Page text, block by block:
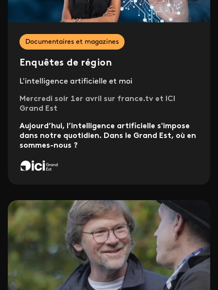
Documentaires et magazines
Enquêtes de région
L'intelligence artificielle et moi
Mercredi soir 1er avril sur france.tv et ICI
Grand Est
Aujourd’hui, l’intelligence artificielle s'impose
dans notre quotidien. Dans le Grand Est, où en
sommes-nous ?